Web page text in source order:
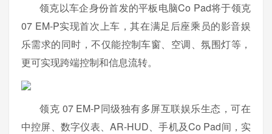
领克以车企身份首发的平板电脑Co Pad将于领克
07 EM-P实现首次上车，其在满足后座乘员的影音娱
乐需求的同时，不仅能控制车窗、空调、氛围灯等，
更可实现跨端控制和信息流转。
领克 07 EM-P同级独有多屏互联娱乐生态，可在
中控屏、数字仪表、AR-HUD、手机及Co Pad间，实